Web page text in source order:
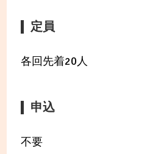
定員
各回先着20人
申込
不要